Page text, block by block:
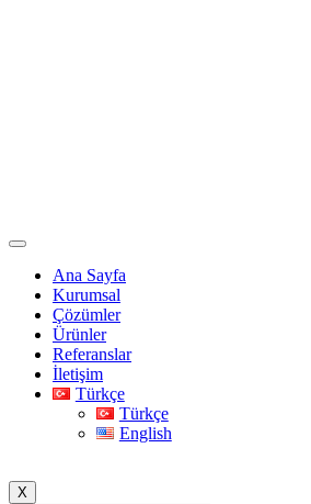
Ana Sayfa
Kurumsal
Çözümler
Ürünler
Referanslar
İletişim
Türkçe
Türkçe
English
X